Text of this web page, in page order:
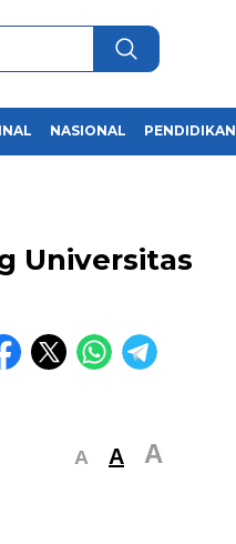
NASIONAL PENDIDIKAN
Universitas
A A A